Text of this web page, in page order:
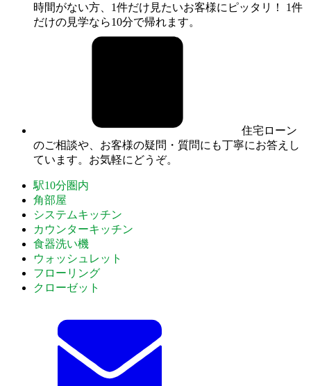
時間がない方、1件だけ見たいお客様にピッタリ！ 1件
だけの見学なら10分で帰れます。
住宅ローン
のご相談や、お客様の疑問・質問にも丁寧にお答えし
ています。お気軽にどうぞ。
駅10分圏内
角部屋
システムキッチン
カウンターキッチン
食器洗い機
ウォッシュレット
フローリング
クローゼット